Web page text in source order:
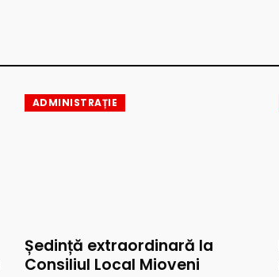
ADMINISTRAȚIE
Ședință extraordinară la
Consiliul Local Mioveni